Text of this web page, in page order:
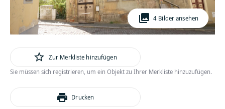
photo_library 4 Bilder ansehen
star_outline Zur Merkliste hinzufügen
Sie müssen sich registrieren, um ein Objekt zu Ihrer Merkliste hinzuzufügen.
print Drucken